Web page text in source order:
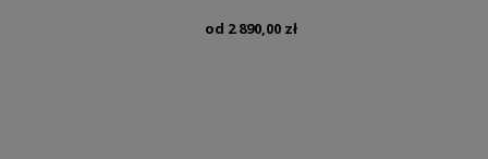
od 2 890,00 zł